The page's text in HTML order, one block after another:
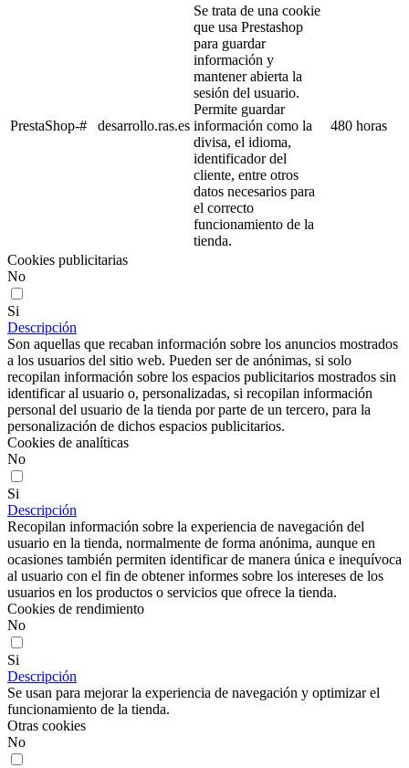
PrestaShop-# desarrollo.ras.es
Se trata de una cookie
que usa Prestashop
para guardar
información y
mantener abierta la
sesión del usuario.
Permite guardar
información como la
divisa, el idioma,
identificador del
cliente, entre otros
datos necesarios para
el correcto
funcionamiento de la
tienda.
480 horas
Cookies publicitarias
No
Si
Descripción
Son aquellas que recaban información sobre los anuncios mostrados
a los usuarios del sitio web. Pueden ser de anónimas, si solo
recopilan información sobre los espacios publicitarios mostrados sin
identificar al usuario o, personalizadas, si recopilan información
personal del usuario de la tienda por parte de un tercero, para la
personalización de dichos espacios publicitarios.
Cookies de analíticas
No
Si
Descripción
Recopilan información sobre la experiencia de navegación del
usuario en la tienda, normalmente de forma anónima, aunque en
ocasiones también permiten identificar de manera única e inequívoca
al usuario con el fin de obtener informes sobre los intereses de los
usuarios en los productos o servicios que ofrece la tienda.
Cookies de rendimiento
No
Si
Descripción
Se usan para mejorar la experiencia de navegación y optimizar el
funcionamiento de la tienda.
Otras cookies
No